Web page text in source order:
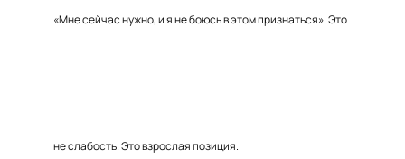
«Мне сейчас нужно, и я не боюсь в этом признаться». Это
не слабость. Это взрослая позиция.